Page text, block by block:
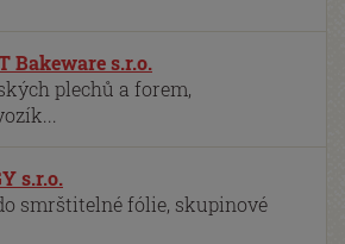
Bakeware s.r.o.
plechů a forem,
s.r.o.
smrštitelné fólie, skupinové